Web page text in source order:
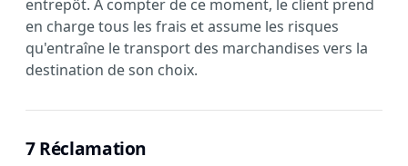
entrepôt. À compter de ce moment, le client prend
en charge tous les frais et assume les risques
qu'entraîne le transport des marchandises vers la
destination de son choix.
7 Réclamation